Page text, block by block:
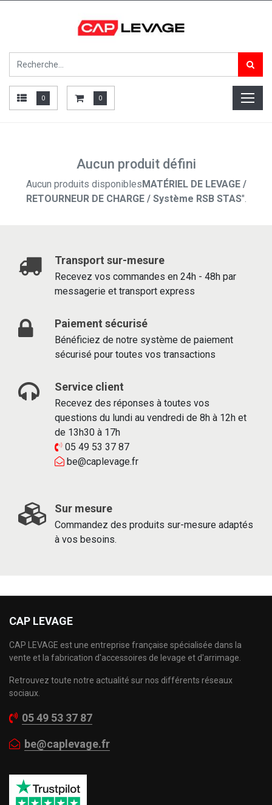
0 0
Aucun produit défini
Aucun produits disponiblesMATÉRIEL DE LEVAGE /
RETOURNEUR DE CHARGE / Système RSB STAS".
Transport sur-mesure
Recevez vos commandes en 24h - 48h par
messagerie et transport express
Paiement sécurisé
Bénéficiez de notre système de paiement
sécurisé pour toutes vos transactions
Service client
Recevez des réponses à toutes vos
questions du lundi au vendredi de 8h à 12h et
de 13h30 à 17h
05 49 53 37 87
be@caplevage.fr
Sur mesure
Commandez des produits sur-mesure adaptés
à vos besoins.
CAP LEVAGE
CAP LEVAGE est une entreprise française spécialisée dans la
vente et la fabrication d'accessoires de levage et d'arrimage.
Retrouvez toute notre actualité sur nos différents réseaux
sociaux.
05 49 53 37 87
be@caplevage.fr